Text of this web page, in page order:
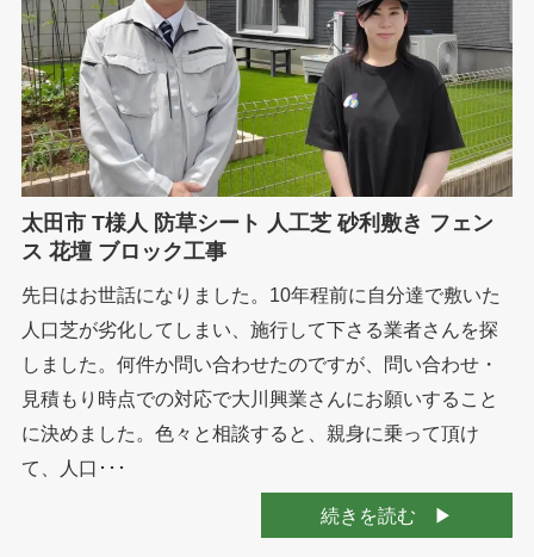
太田市 T様人 防草シート 人工芝 砂利敷き フェン
ス 花壇 ブロック工事
先日はお世話になりました。10年程前に自分達で敷いた
人口芝が劣化してしまい、施行して下さる業者さんを探
しました。何件か問い合わせたのですが、問い合わせ・
見積もり時点での対応で大川興業さんにお願いすること
に決めました。色々と相談すると、親身に乗って頂け
て、人口･･･
続きを読む